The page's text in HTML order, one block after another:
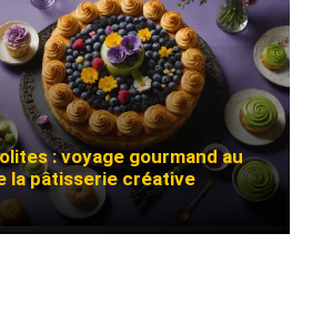
: voyage gourmand au
la pâtisserie créative